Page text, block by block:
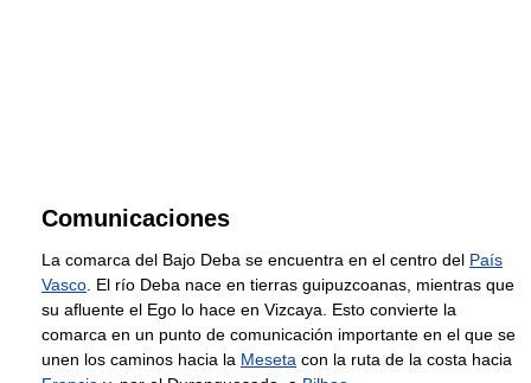
Comunicaciones
La comarca del Bajo Deba se encuentra en el centro del País
Vasco. El río Deba nace en tierras guipuzcoanas, mientras que
su afluente el Ego lo hace en Vizcaya. Esto convierte la
comarca en un punto de comunicación importante en el que se
unen los caminos hacia la Meseta con la ruta de la costa hacia